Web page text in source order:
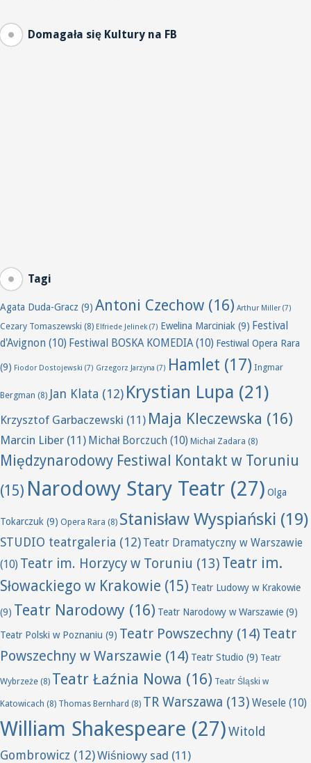
Domagała się Kultury na FB
Tagi
Agata Duda-Gracz (9) Antoni Czechow (16) Arthur Miller (7)
Cezary Tomaszewski (8) Elfriede Jelinek(7) Ewelina Marciniak (9) Festival
d'Avignon (10) Festiwal BOSKA KOMEDIA(10) Festiwal Opera Rara
(9) Fiodor Dostojewski (7) Grzegorz Jarzyna (7) Hamlet (17) Ingmar
Bergman (8) Jan Klata (12) Krystian Lupa (21)
Krzysztof Garbaczewski (11) Maja Kleczewska (16)
Marcin Liber (11) Michał Borczuch (10) Michał Zadara (8)
Międzynarodowy Festiwal Kontakt w Toruniu
(15) Narodowy Stary Teatr (27) Olga
Tokarczuk (9) Opera Rara (8) Stanisław Wyspiański (19)
STUDIO teatrgaleria (12) Teatr Dramatyczny w Warszawie
(10) Teatr im. Horzycy w Toruniu (13) Teatr im.
Słowackiego w Krakowie (15) Teatr Ludowy w Krakowie
(9) Teatr Narodowy (16) Teatr Narodowy w Warszawie (9)
Teatr Polski w Poznaniu (9) Teatr Powszechny (14) Teatr
Powszechny w Warszawie (14) Teatr Studio (9) Teatr
Wybrzeże (8) Teatr Łaźnia Nowa (16) Teatr Śląski w
Katowicach (8) Thomas Bernhard (8) TR Warszawa (13) Wesele (10)
William Shakespeare (27)Witold
Gombrowicz (12)Wiśniowy sad (11)